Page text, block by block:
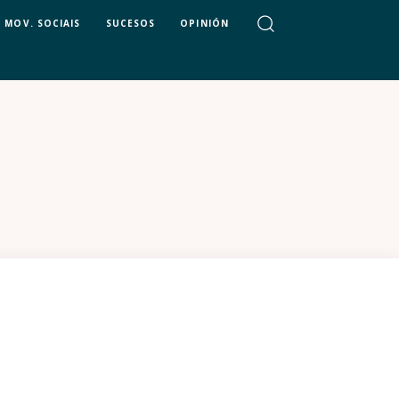
MOV. SOCIAIS SUCESOS OPINIÓN